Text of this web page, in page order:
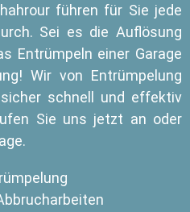
führen für Sie jede
Sei es die Auflösung
Entrümpeln einer Garage
Wir von Entrümpelung
schnell und effektiv
Sie uns jetzt an oder